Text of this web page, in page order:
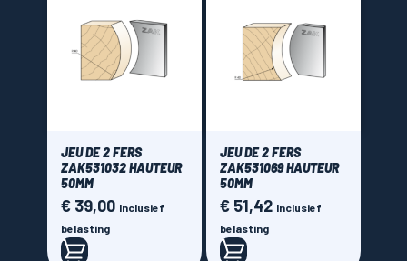
JEU DE 2 FERS
ZAK531032 HAUTEUR
50MM
Prijs
€ 39,00 Inclusief
belasting
JEU DE 2 FERS
ZAK531069 HAUTEUR
50MM
Prijs
€ 51,42 Inclusief
belasting